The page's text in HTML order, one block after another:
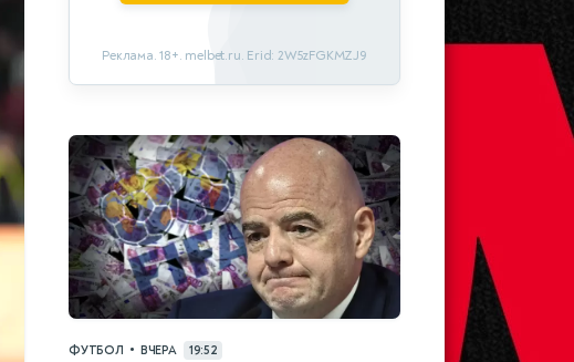
Реклама. 18+. melbet.ru. Erid: 2W5zFGKMZJ9
ФУТБОЛ • ВЧЕРА 19:52